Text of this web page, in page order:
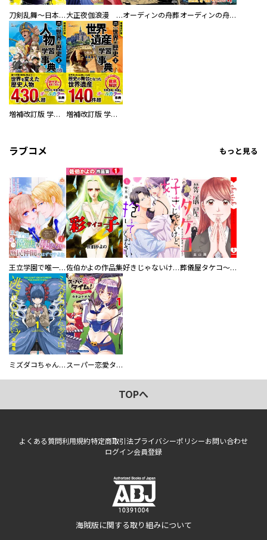
刀剣乱舞～日本号つれづれ酒～ 大正夜伽浪漫 －金曜日の花嫁—オーディンの舟葬 オーディンの舟葬 分冊版
増補改訂版 学研まんが NEW世界の歴史 別巻 人物学習事典 増補改訂版 学研まんが NEW世界の歴史 別巻 世界遺産学習事典
ラブコメ もっと見る
王立学園で唯一魔法が使えない庶民仲間のはずですよね～実は王子様で私を溺愛しているなんて告白はやめてください～佐伯かよの作品集 好きじゃないけど、抱いてください【電子単行本版／特典おまけ付き】 葬儀屋タケコ～あなたの最期、叶えます【電子単行本版】
ミズダコちゃんからは逃げられない！ スーパー恋愛タイム！～現場でドＳな彼女は自宅でデレる～
TOPへ
よくある質問利用規約特定商取引法プライバシーポリシーお問い合わせ
ログイン会員登録
海賊版に関する取り組みについて